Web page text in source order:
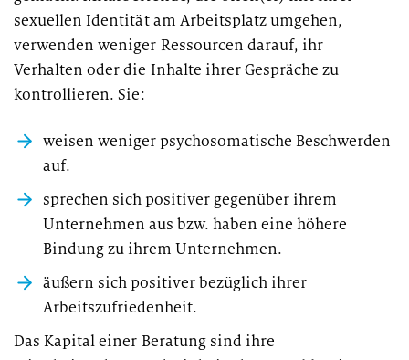
sexuellen Identität am Arbeitsplatz umgehen,
verwenden weniger Ressourcen darauf, ihr
Verhalten oder die Inhalte ihrer Gespräche zu
kontrollieren. Sie:
weisen weniger psychosomatische Beschwerden
auf.
sprechen sich positiver gegenüber ihrem
Unternehmen aus bzw. haben eine höhere
Bindung zu ihrem Unternehmen.
äußern sich positiver bezüglich ihrer
Arbeitszufriedenheit.
Das Kapital einer Beratung sind ihre